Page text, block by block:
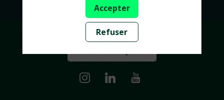
Accepter
Refuser